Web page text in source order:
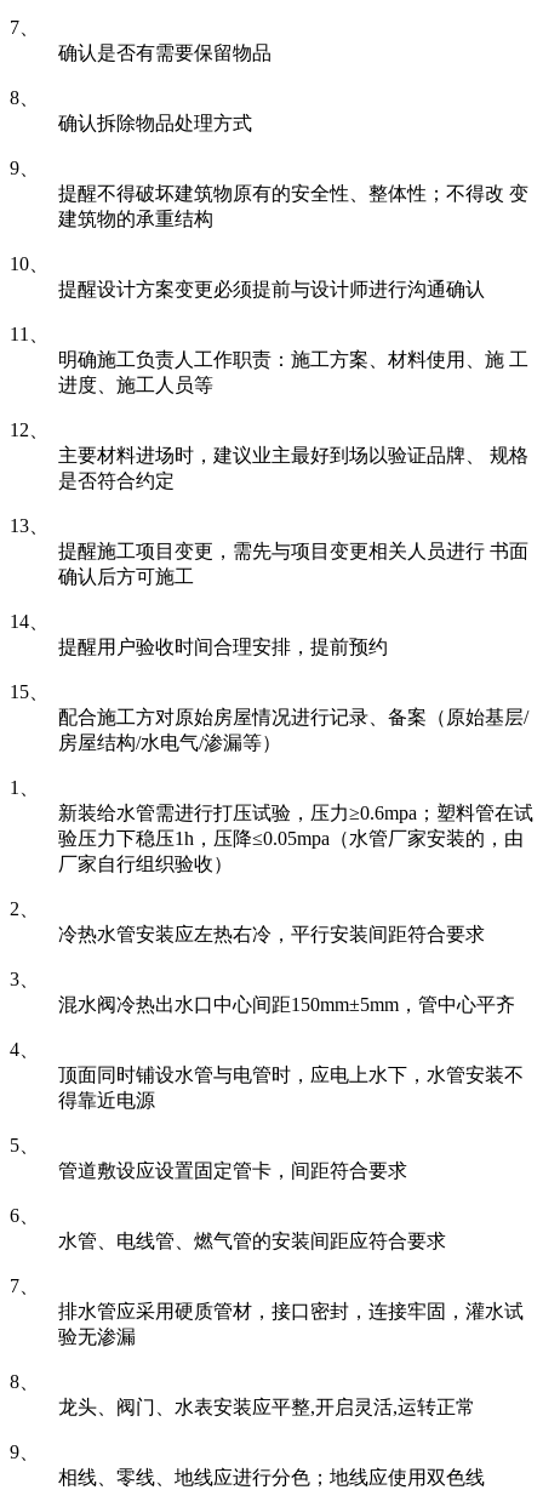
7、
确认是否有需要保留物品
8、
确认拆除物品处理方式
9、
提醒不得破坏建筑物原有的安全性、整体性；不得改 变
建筑物的承重结构
10、
提醒设计方案变更必须提前与设计师进行沟通确认
11、
明确施工负责人工作职责：施工方案、材料使用、施 工
进度、施工人员等
12、
主要材料进场时，建议业主最好到场以验证品牌、 规格
是否符合约定
13、
提醒施工项目变更，需先与项目变更相关人员进行 书面
确认后方可施工
14、
提醒用户验收时间合理安排，提前预约
15、
配合施工方对原始房屋情况进行记录、备案（原始基层/
房屋结构/水电气/渗漏等）
1、
新装给水管需进行打压试验，压力≥0.6mpa；塑料管在试
验压力下稳压1h，压降≤0.05mpa（水管厂家安装的，由
厂家自行组织验收）
2、
冷热水管安装应左热右冷，平行安装间距符合要求
3、
混水阀冷热出水口中心间距150mm±5mm，管中心平齐
4、
顶面同时铺设水管与电管时，应电上水下，水管安装不
得靠近电源
5、
管道敷设应设置固定管卡，间距符合要求
6、
水管、电线管、燃气管的安装间距应符合要求
7、
排水管应采用硬质管材，接口密封，连接牢固，灌水试
验无渗漏
8、
龙头、阀门、水表安装应平整,开启灵活,运转正常
9、
相线、零线、地线应进行分色；地线应使用双色线